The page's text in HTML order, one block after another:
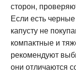
сторон,
Если есть
капусту не
компактные и
рекомендуют
они отличаются